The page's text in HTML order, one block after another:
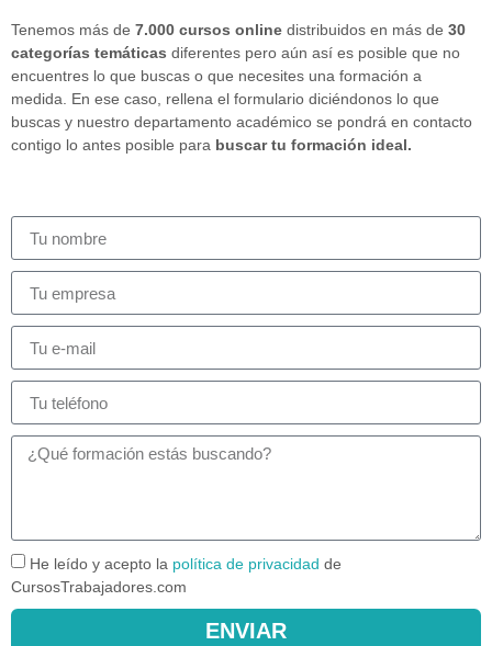
Tenemos más de 7.000 cursos online distribuidos en más de 30
categorías temáticas diferentes pero aún así es posible que no
encuentres lo que buscas o que necesites una formación a
medida. En ese caso, rellena el formulario diciéndonos lo que
buscas y nuestro departamento académico se pondrá en contacto
contigo lo antes posible para buscar tu formación ideal.
He leído y acepto la política de privacidad de
CursosTrabajadores.com
ENVIAR